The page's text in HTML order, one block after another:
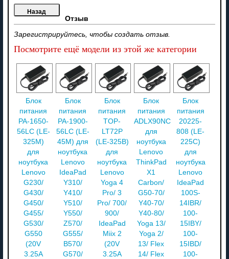
Отзыв
Зарегистрируйтесь, чтобы создать отзыв.
Посмотрите ещё модели из этой же категории
Блок
питания
PA-1650-
56LC (LE-
325M)
для
ноутбука
Lenovo
G230/
G430/
G450/
G455/
G530/
G550
(20V
3.25A
Блок
питания
PA-1900-
56LC (LE-
45M) для
ноутбука
Lenovo
IdeaPad
Y310/
Y410/
Y510/
Y550/
Z570/
G555/
B570/
G570/
Блок
питания
TOP-
LT72P
(LE-325B)
для
ноутбука
Lenovo
Yoga 4
Pro/ 3
Pro/ 700/
900/
IdeaPad
Miix 2
(20V
3.25A
Блок
питания
ADLX90NCT3A
для
ноутбука
Lenovo
ThinkPad
X1
Carbon/
G50-70/
Y40-70/
Y40-80/
Yoga 13/
Yoga 2/
13/ Flex
14/ Flex
Блок
питания
20225-
808 (LE-
225C)
для
ноутбука
Lenovo
IdeaPad
100S-
14IBR/
100-
15IBY/
100-
15IBD/
100-